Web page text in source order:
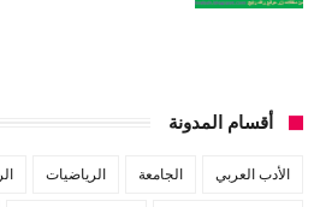
أقسام المدونة
الأدب العربي الجامعة الرياضيات